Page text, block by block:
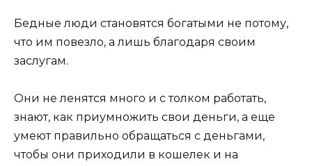
Бедные люди становятся богатыми не потому,
что им повезло, а лишь благодаря своим
заслугам.
Они не ленятся много и с толком работать,
знают, как приумножить свои деньги, а еще
умеют правильно обращаться с деньгами,
чтобы они приходили в кошелек и на